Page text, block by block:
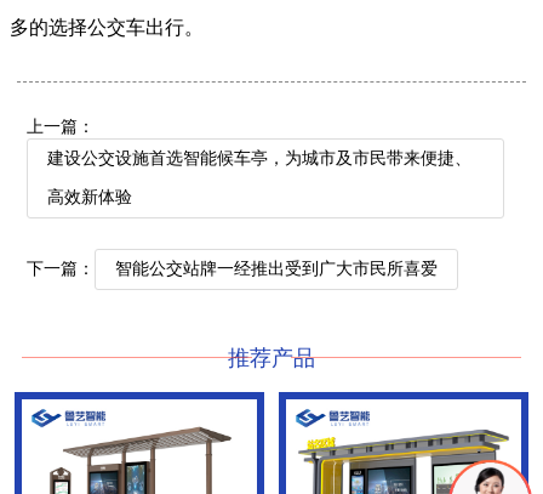
多的选择公交车出行。
上一篇：
建设公交设施首选智能候车亭，为城市及市民带来便捷、
高效新体验
下一篇： 智能公交站牌一经推出受到广大市民所喜爱
推荐产品